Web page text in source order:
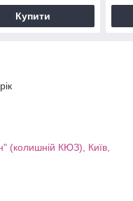
Купити
(колишній КЮЗ), Київ,